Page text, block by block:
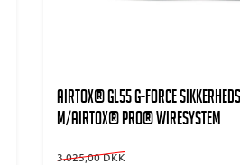
AIRTOX® GL55 G-force
m/AIRTOX® PRO® wiresystem
3.025,00 DKK